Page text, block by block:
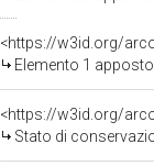
<https://w3id.org/
Elemento 1
<https://w3id.org/
Stato di